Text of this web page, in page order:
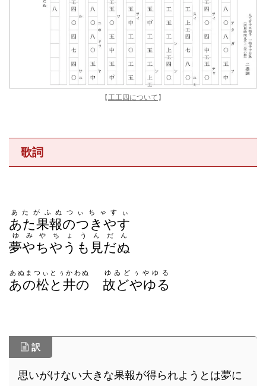
【工工四について】
歌詞
あた果報のつきやす
あたがふぬつぃちゃすぃ
夢やちやうも見だぬ
ゆみやちょうんだん
あの松と井の
あぬまつぃとぅかわぬ
故どやゆる
ゆゐどぅやゆる
訳
思いがけない大きな果報が得られようとは夢に